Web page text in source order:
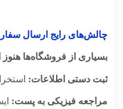
چالش‌های رایج ارسال
بسیاری از فروشگاه‌ها
ثبت دستی اطلاعات:
مراجعه فیزیکی به پست: